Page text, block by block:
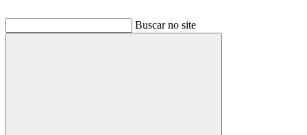
Buscar no site